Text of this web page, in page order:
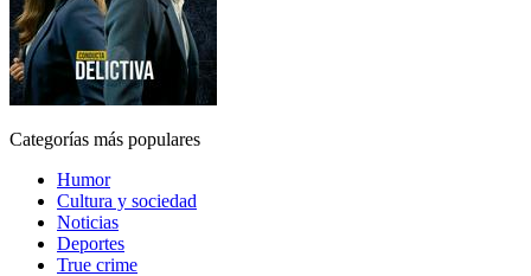
Categorías más populares
Humor
Cultura y sociedad
Noticias
Deportes
True crime